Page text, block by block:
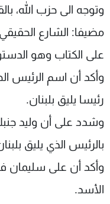
وتوجه الى حزب الله،
مضيفا: الشارع
على الكتاب وهو
وأكد أن اسم الرئيس
رئيسا يليق بلبنان.
وشدد على أن وليد
بالرئيس الذي يليق
وأكد أن على سليمان
الأسد.